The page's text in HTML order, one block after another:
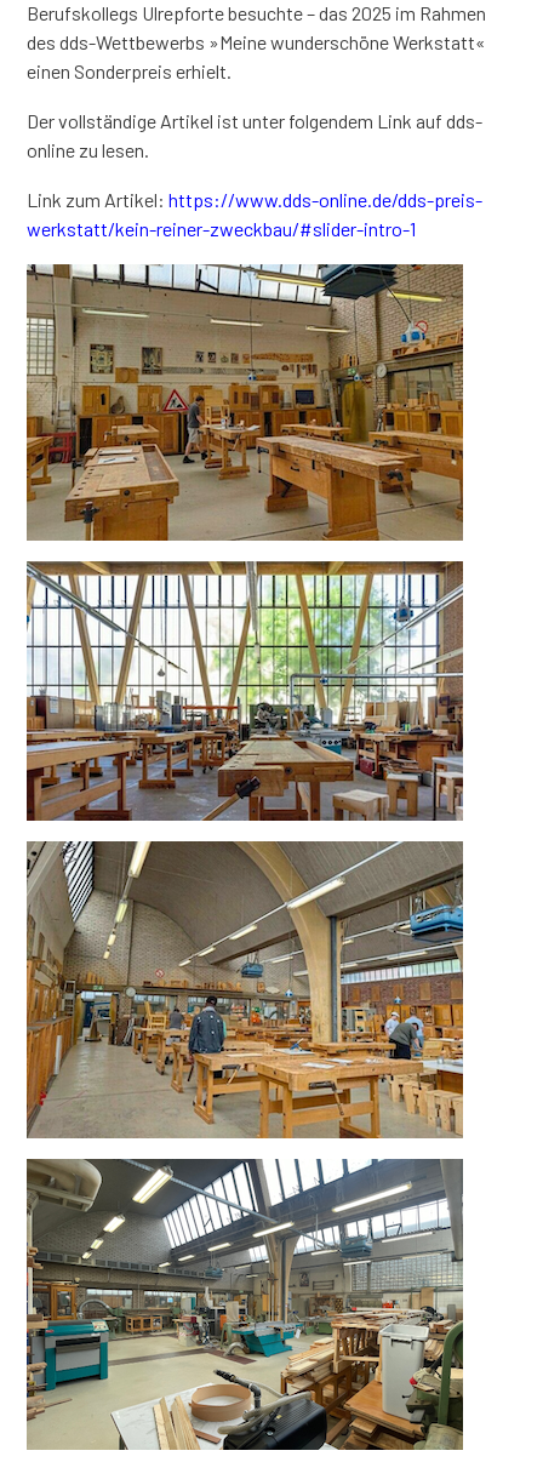
Berufskollegs Ulrepforte besuchte – das 2025 im Rahmen
des dds-Wettbewerbs »Meine wunderschöne Werkstatt«
einen Sonderpreis erhielt.
Der vollständige Artikel ist unter folgendem Link auf dds-
online zu lesen.
Link zum Artikel:https://www.dds-online.de/dds-preis-
werkstatt/kein-reiner-zweckbau/#slider-intro-1